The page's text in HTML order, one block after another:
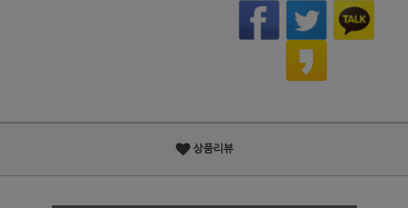
상품리뷰